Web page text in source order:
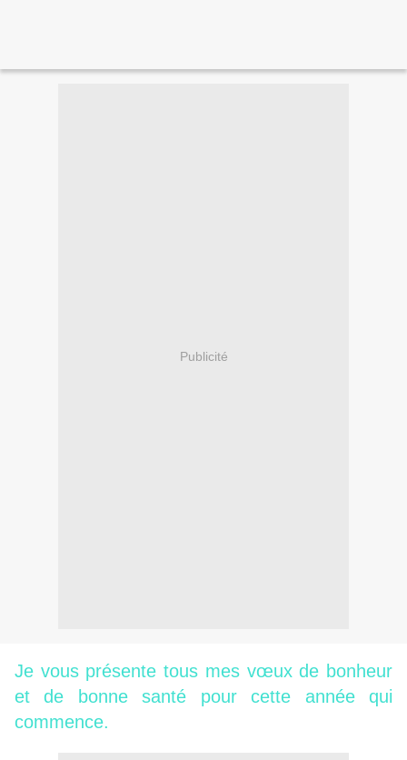
Publicité
Je vous présente tous mes vœux de bonheur
et de bonne santé pour cette année qui
commence.